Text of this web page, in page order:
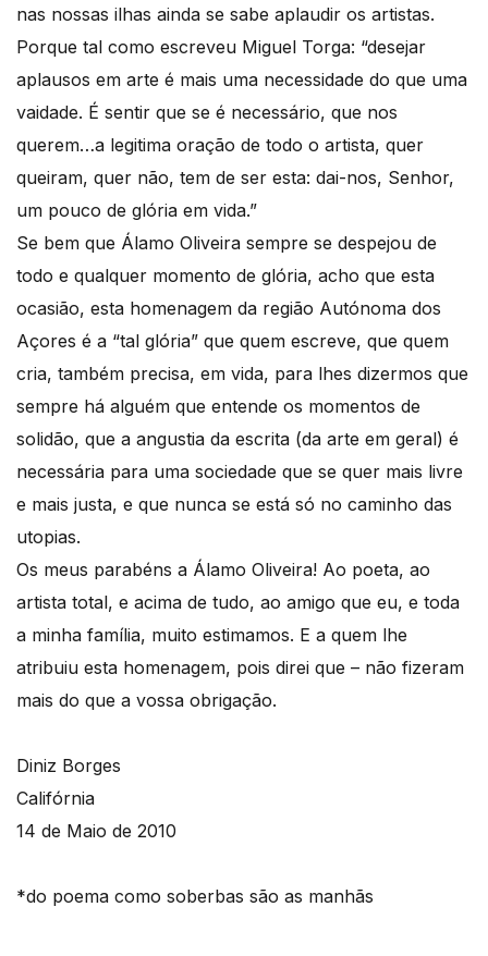
nas nossas ilhas ainda se sabe aplaudir os artistas.
Porque tal como escreveu Miguel Torga: “desejar
aplausos em arte é mais uma necessidade do que uma
vaidade. É sentir que se é necessário, que nos
querem…a legitima oração de todo o artista, quer
queiram, quer não, tem de ser esta: dai-nos, Senhor,
um pouco de glória em vida.”
Se bem que Álamo Oliveira sempre se despejou de
todo e qualquer momento de glória, acho que esta
ocasião, esta homenagem da região Autónoma dos
Açores é a “tal glória” que quem escreve, que quem
cria, também precisa, em vida, para lhes dizermos que
sempre há alguém que entende os momentos de
solidão, que a angustia da escrita (da arte em geral) é
necessária para uma sociedade que se quer mais livre
e mais justa, e que nunca se está só no caminho das
utopias.
Os meus parabéns a Álamo Oliveira! Ao poeta, ao
artista total, e acima de tudo, ao amigo que eu, e toda
a minha família, muito estimamos. E a quem lhe
atribuiu esta homenagem, pois direi que – não fizeram
mais do que a vossa obrigação.
Diniz Borges
Califórnia
14 de Maio de 2010
*do poema como soberbas são as manhãs